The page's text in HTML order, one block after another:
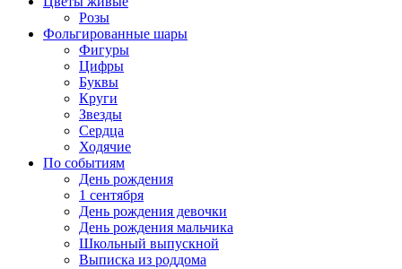
Розы
Фольгированные шары
Фигуры
Цифры
Буквы
Круги
Звезды
Сердца
Ходячие
По событиям
День рождения
1 сентября
День рождения девочки
День рождения мальчика
Школьный выпускной
Выписка из роддома